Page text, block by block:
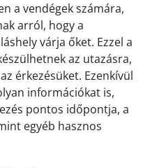
a vendégek számára,
arról, hogy a
várja őket. Ezzel a
az utazásra,
érkezésüket. Ezenkívül
információkat is,
pontos időpontja, a
egyéb hasznos